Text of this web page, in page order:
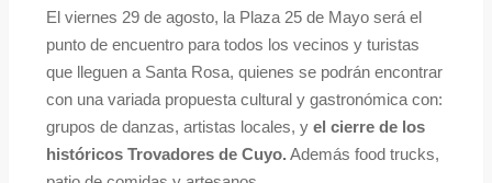
El viernes 29 de agosto, la Plaza 25 de Mayo será el
punto de encuentro para todos los vecinos y turistas
que lleguen a Santa Rosa, quienes se podrán encontrar
con una variada propuesta cultural y gastronómica con:
grupos de danzas, artistas locales, y el cierre de los
históricos Trovadores de Cuyo. Además food trucks,